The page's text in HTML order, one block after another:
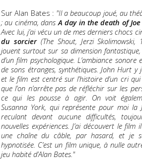
Sur Alan Bates : "Il a beaucoup joué, au
; au cinéma, dansA day in the death of Joe
Avec lui, j’ai vécu un de mes derniers chocs
du sorcier(The Shout, Jerzi Skolimowski,
jouent surtout sur sa dimension fantastique,
d’un film psychologique. L’ambiance
de sons étranges, synthétiques. John Hurt y
et le film est centré sur l’histoire d’un cri
que l’on n’arrête pas de réfléchir sur les
ce qui les pousse à agir. On voit
Susanna York, qui représente pour moi la
reculant devant aucune difficultés,
nouvelles expériences. J’ai découvert le
une chaîne du câble, par hasard, et je
hypnotisée. C’est un film unique, à nulle
jeu habité d’Alan Bates."